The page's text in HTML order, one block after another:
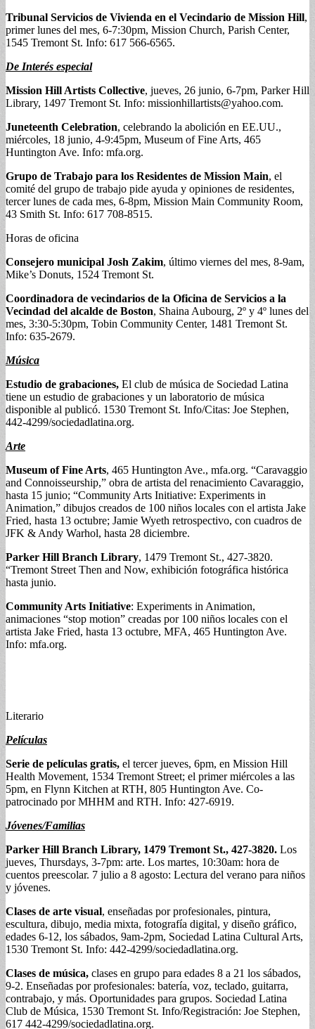
Tribunal Servicios de Vivienda en el Vecindario de Mission Hill,
primer lunes del mes, 6-7:30pm, Mission Church, Parish Center,
1545 Tremont St. Info: 617 566-6565.
De Interés especial
Mission Hill Artists Collective, jueves, 26 junio, 6-7pm, Parker Hill
Library, 1497 Tremont St. Info: missionhillartists@yahoo.com.
Juneteenth Celebration, celebrando la abolición en EE.UU.,
miércoles, 18 junio, 4-9:45pm, Museum of Fine Arts, 465
Huntington Ave. Info: mfa.org.
Grupo de Trabajo para los Residentes de Mission Main, el
comité del grupo de trabajo pide ayuda y opiniones de residentes,
tercer lunes de cada mes, 6-8pm, Mission Main Community Room,
43 Smith St. Info: 617 708-8515.
Horas de oficina
Consejero municipal Josh Zakim, último viernes del mes, 8-9am,
Mike’s Donuts, 1524 Tremont St.
Coordinadora de vecindarios de la Oficina de Servicios a la
Vecindad del alcalde de Boston, Shaina Aubourg, 2º y 4º lunes del
mes, 3:30-5:30pm, Tobin Community Center, 1481 Tremont St.
Info: 635-2679.
Música
Estudio de grabaciones, El club de música de Sociedad Latina
tiene un estudio de grabaciones y un laboratorio de música
disponible al publicó. 1530 Tremont St. Info/Citas: Joe Stephen,
442-4299/sociedadlatina.org.
Arte
Museum of Fine Arts, 465 Huntington Ave., mfa.org. “Caravaggio
and Connoisseurship,” obra de artista del renacimiento Cavaraggio,
hasta 15 junio; “Community Arts Initiative: Experiments in
Animation,” dibujos creados de 100 niños locales con el artista Jake
Fried, hasta 13 octubre; Jamie Wyeth retrospectivo, con cuadros de
JFK & Andy Warhol, hasta 28 diciembre.
Parker Hill Branch Library, 1479 Tremont St., 427-3820.
“Tremont Street Then and Now, exhibición fotográfica histórica
hasta junio.
Community Arts Initiative: Experiments in Animation,
animaciones “stop motion” creadas por 100 niños locales con el
artista Jake Fried, hasta 13 octubre, MFA, 465 Huntington Ave.
Info: mfa.org.
Literario
Películas
Serie de películas gratis, el tercer jueves, 6pm, en Mission Hill
Health Movement, 1534 Tremont Street; el primer miércoles a las
5pm, en Flynn Kitchen at RTH, 805 Huntington Ave. Co-
patrocinado por MHHM and RTH. Info: 427-6919.
Jóvenes/Familias
Parker Hill Branch Library, 1479 Tremont St., 427-3820. Los
jueves, Thursdays, 3-7pm: arte. Los martes, 10:30am: hora de
cuentos preescolar. 7 julio a 8 agosto: Lectura del verano para niños
y jóvenes.
Clases de arte visual, enseñadas por profesionales, pintura,
escultura, dibujo, media mixta, fotografía digital, y diseño gráfico,
edades 6-12, los sábados, 9am-2pm, Sociedad Latina Cultural Arts,
1530 Tremont St. Info: 442-4299/sociedadlatina.org.
Clases de música, clases en grupo para edades 8 a 21 los sábados,
9-2. Enseñadas por profesionales: batería, voz, teclado, guitarra,
contrabajo, y más. Oportunidades para grupos. Sociedad Latina
Club de Música, 1530 Tremont St. Info/Registración: Joe Stephen,
617 442-4299/sociedadlatina.org.